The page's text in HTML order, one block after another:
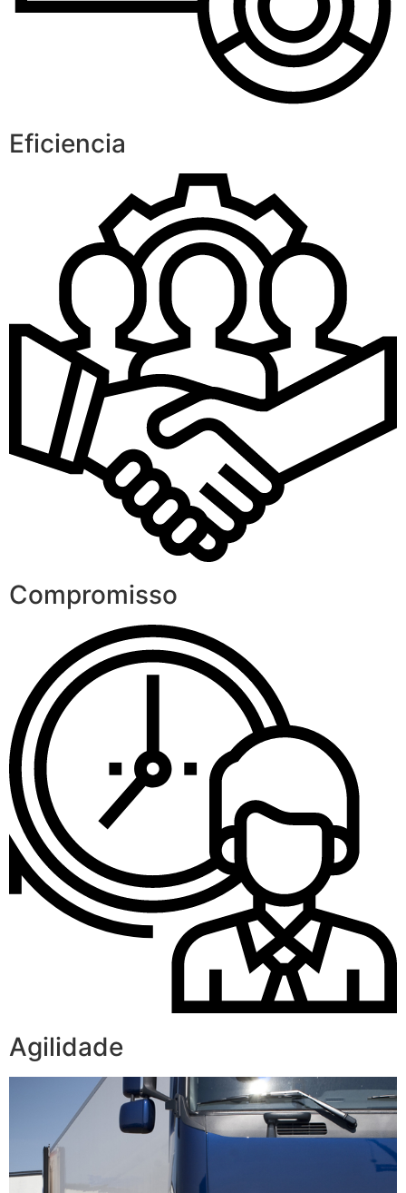
Eficiencia
Compromisso
Agilidade